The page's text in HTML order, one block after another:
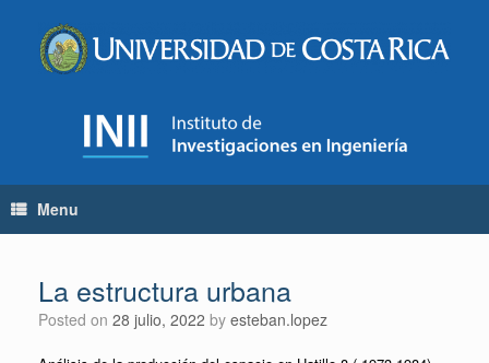
content
Menu
La estructura urbana
Posted on 28 julio, 2022 by esteban.lopez